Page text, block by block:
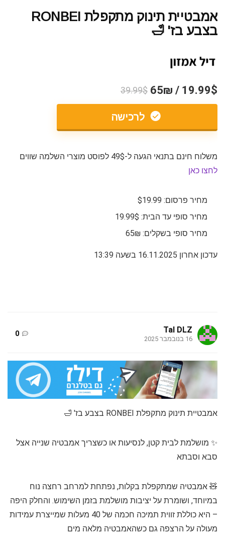
אמבטיית תינוק מתקפלת RONBEI
בצבע בז' 🛁
19.99$ / 65₪
39.99$
לרכישה
משלוח חינם בתנאי הגעה ל-49$ לפוסט מוצרי השלמה שווים
לחצו כאן
מחיר פרסום: $19.99
מחיר סופי עד הבית: 19.99$
מחיר סופי בשקלים: 65₪
עדכון אחרון 16.11.2025 בשעה 13:39
Tal DLZ
16 בנובמבר 2025
0
אמבטיית תינוק מתקפלת RONBEI בצבע בז' 🛁
✨ מושלמת לבית קטן, לנסיעות או כשצריך אמבטיה שנייה אצל
סבא וסבתא
🧸 אמבטיה שמתקפלת בקלות, נפתחת למרחב רחצה נוח
במיוחד, ושומרת על יציבות מושלמת בזמן השימוש. והחלק היפה
– היא כוללת זווית תמיכה חכמה של 40 מעלות שמייצרת עמידות
מעולה על הרצפה גם כשהאמבטיה מלאה מים